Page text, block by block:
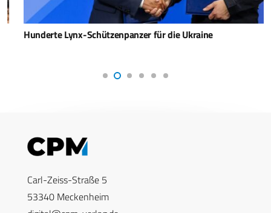
Hunderte Lynx-Schützenpanzer für die Ukraine
Carl-Zeiss-Straße 5
53340 Meckenheim